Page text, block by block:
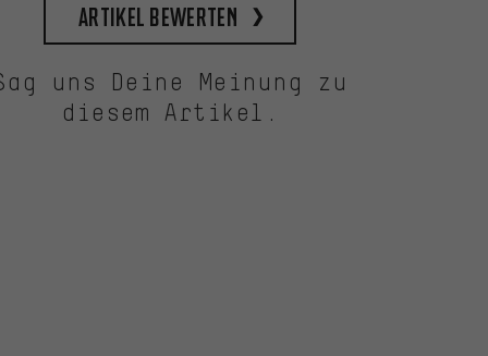
Artikel bewerten
uns Deine Meinung zu
diesem Artikel.